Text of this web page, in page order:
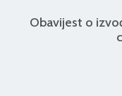
Obavijest o